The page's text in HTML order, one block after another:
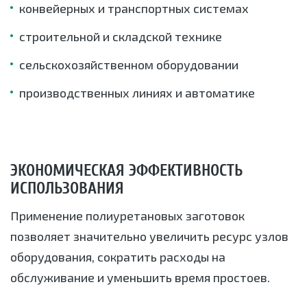
конвейерных и транспортных системах
строительной и складской технике
сельскохозяйственном оборудовании
производственных линиях и автоматике
ЭКОНОМИЧЕСКАЯ ЭФФЕКТИВНОСТЬ
ИСПОЛЬЗОВАНИЯ
Применение полиуретановых заготовок
позволяет значительно увеличить ресурс узлов
оборудования, сократить расходы на
обслуживание и уменьшить время простоев.